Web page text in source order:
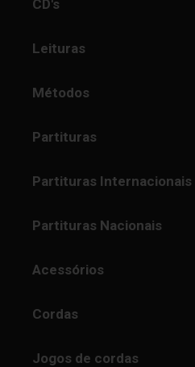
CD's
Leituras
Métodos
Partituras
Partituras Internacionais
Partituras Nacionais
Acessórios
Cordas
Jogos de cordas